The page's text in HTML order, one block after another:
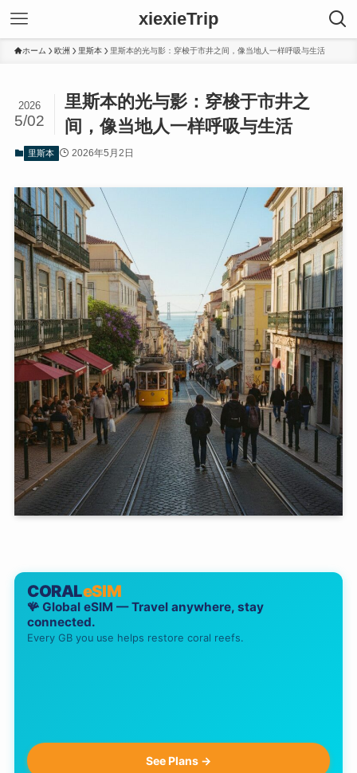
xiexieTrip
ホーム 欧洲 里斯本 里斯本的光与影：穿梭于市井之间，像当地人一样呼吸与生活
里斯本的光与影：穿梭于市井之
间，像当地人一样呼吸与生活
2026
5/02
里斯本 2026年5月2日
CORALeSIM
🪸 Global eSIM — Travel anywhere, stay
connected.
Every GB you use helps restore coral reefs.
See Plans →